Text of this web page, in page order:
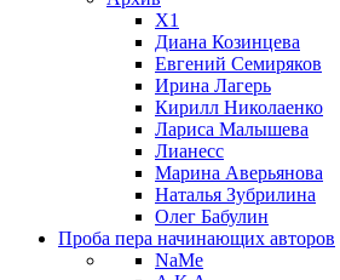
X1
Диана Козинцева
Евгений Семиряков
Ирина Лагерь
Кирилл Николаенко
Лариса Малышева
Лианесс
Марина Аверьянова
Наталья Зубрилина
Олег Бабулин
Проба пера начинающих авторов
NaMe